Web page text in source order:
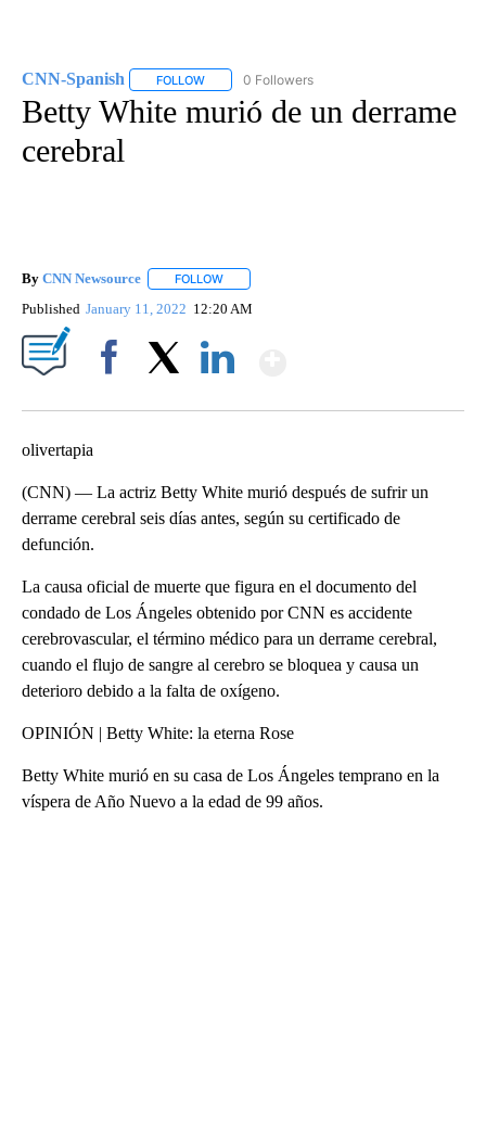
CNN-Spanish FOLLOW FOLLOW "CNN-SPANISH" TO RECEIVE
0 Followers
Betty White murió de un derrame
cerebral
By CNN Newsource FOLLOW
Published January 11, 2022 12:20 AM
olivertapia
(CNN) — La actriz Betty White murió después de sufrir un
derrame cerebral seis días antes, según su certificado de
defunción.
La causa oficial de muerte que figura en el documento del
condado de Los Ángeles obtenido por CNN es accidente
cerebrovascular, el término médico para un derrame cerebral,
cuando el flujo de sangre al cerebro se bloquea y causa un
deterioro debido a la falta de oxígeno.
OPINIÓN | Betty White: la eterna Rose
Betty White murió en su casa de Los Ángeles temprano en la
víspera de Año Nuevo a la edad de 99 años.